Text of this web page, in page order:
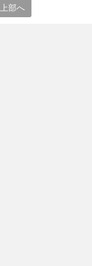
部へ